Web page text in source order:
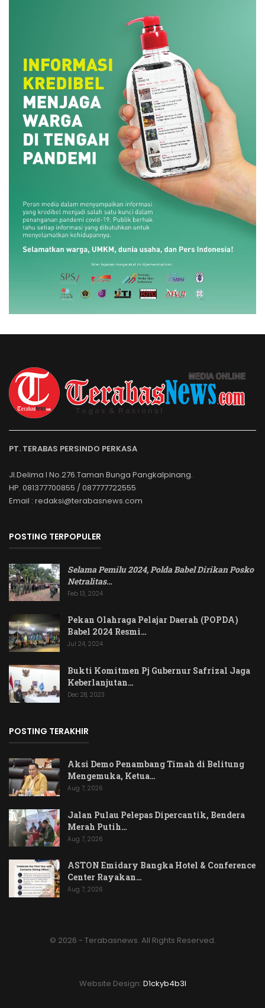
PT. TERABAS PERSINDO PERKASA
Jl.Delima I No.276.Taman Bunga Pangkalpinang.
HP. 081377700855 / 087777722555
Email : redaksi@terabasnews.com
POSTING TERPOPULER
Selama Pemilu 2024, Polda Babel Dirikan Posko
Netralitas…
Feb 13, 2024
Pekan Olahraga Pelajar Daerah (POPDA)
Babel 2024 Resmi…
Jul 24, 2024
Bukti Komitmen Pj Gubernur Safrizal Jaga
Keberlanjutan…
Dec 28, 2023
POSTING TERAKHIR
Aksi Demo Penambang Timah di Belitung
Mengemuka, Ketua…
Aug 7, 2026
Jalan Pulau Pelepas Dipercantik, Bendera
Merah Putih…
Aug 7, 2026
ASTON Emidary Bangka Hotel & Conference
Center Rayakan…
Aug 7, 2026
© 2026 - Terabasnews. All Rights Reserved.
Website Design: D1ckyb4b3l